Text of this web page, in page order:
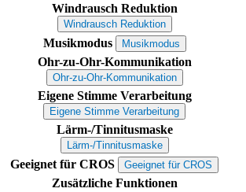
Windrausch Reduktion
Windrausch Reduktion
Musikmodus Musikmodus
Ohr-zu-Ohr-Kommunikation
Ohr-zu-Ohr-Kommunikation
Eigene Stimme Verarbeitung
Eigene Stimme Verarbeitung
Lärm-/Tinnitusmaske
Lärm-/Tinnitusmaske
Geeignet für CROS Geeignet für CROS
Zusätzliche Funktionen